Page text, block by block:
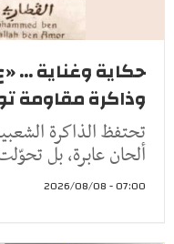
حكاية وغناية ...
وذاكرة مقاومة
تحتفظ الذاكرة
ألحان عابرة، بل
07:00 - 2026/08/08